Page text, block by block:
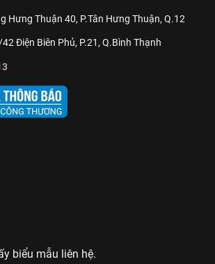
Hưng Thuận 40, P.Tân Hưng Thuận, Q.12
Điện Biên Phủ, P.21, Q.Bình Thạnh
biểu mẫu liên hệ.